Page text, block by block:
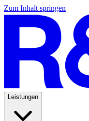
Zum Inhalt springen
Leistungen